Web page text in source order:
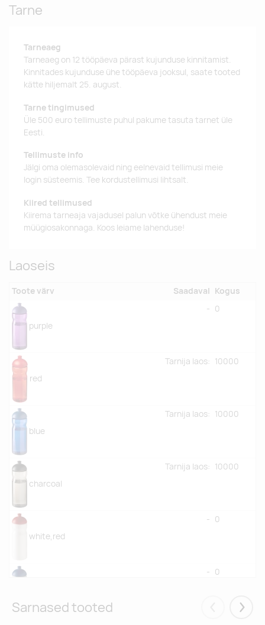
Tarne
Tarneaeg
Tarneaeg on 12 tööpäeva pärast kujunduse kinnitamist.
Kinnitades kujunduse ühe tööpäeva jooksul, saate tooted
kätte hiljemalt 25. august.
Tarne tingimused
Üle 500 euro tellimuste puhul pakume tasuta tarnet üle
Eesti.
Tellimuste info
Jälgi oma olemasolevaid ning eelnevaid tellimusi meie
login süsteemis. Tee kordustellimusi lihtsalt.
Kiired tellimused
Kiirema tarneaja vajadusel palun võtke ühendust meie
müügiosakonnaga. Koos leiame lahenduse!
Laoseis
Toote värv Saadaval Kogus
purple
- 0
red
Tarnija laos: 10000
blue
Tarnija laos: 10000
charcoal
Tarnija laos: 10000
white,red
- 0
- 0
Sarnased tooted Eelmised